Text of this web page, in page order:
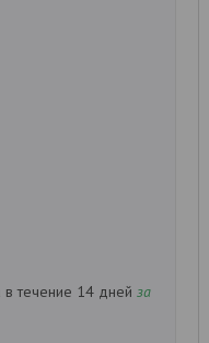
в течение 14 дней за